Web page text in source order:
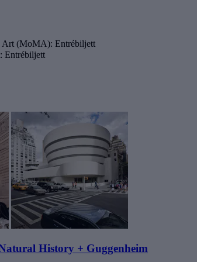
Art (MoMA): Entrébiljett
Entrébiljett
History + Guggenheim